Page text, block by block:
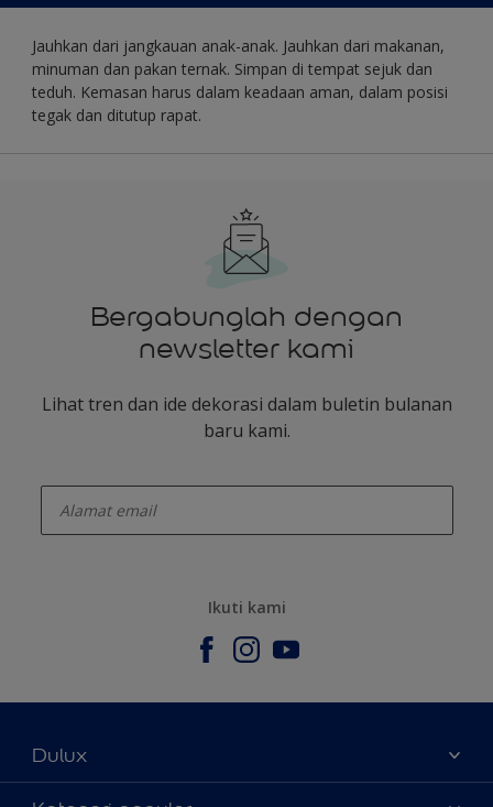
Jauhkan dari jangkauan anak-anak. Jauhkan dari makanan,
minuman dan pakan ternak. Simpan di tempat sejuk dan
teduh. Kemasan harus dalam keadaan aman, dalam posisi
tegak dan ditutup rapat.
Bergabunglah dengan
newsletter kami
Lihat tren dan ide dekorasi dalam buletin bulanan
baru kami.
Ikuti kami
Dulux
Tentang Kami